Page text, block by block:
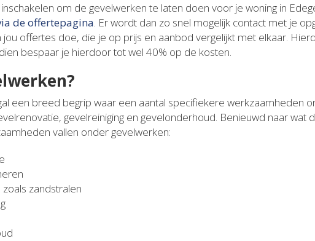
om de gevelwerken te laten doen voor je woning in
de offertepagina. Er wordt dan zo snel mogelijk contact met je
jou offertes doe, die je op prijs en aanbod vergelijkt met elkaar.
bespaar je hierdoor tot wel 40% op de kosten.
een breed begrip waar een aantal specifiekere werkzaamheden
gevelreiniging en gevelonderhoud. Benieuwd naar wat
vallen onder gevelwerken:
zoals zandstralen